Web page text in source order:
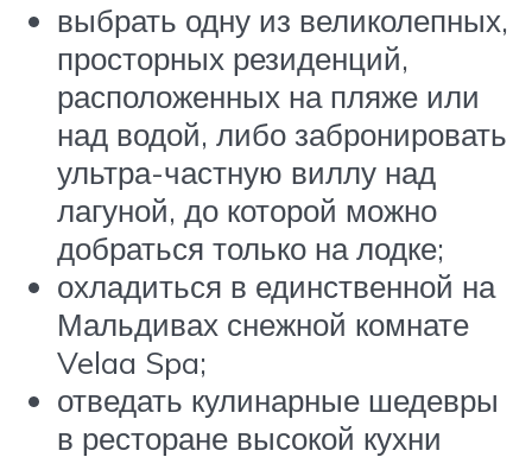
выбрать одну из великолепных,
просторных резиденций,
расположенных на пляже или
над водой, либо забронировать
ультра-частную виллу над
лагуной, до которой можно
добраться только на лодке;
охладиться в единственной на
Мальдивах снежной комнате
Velaa Spa;
отведать кулинарные шедевры
в ресторане высокой кухни